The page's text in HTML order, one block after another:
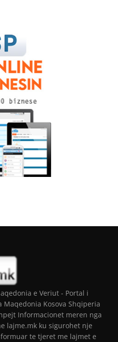
e Veriut - Portal i
Kosova Shqiperia
Informacionet meren nga
lajme.mk ku sigurohet nje
te tjeret me lajmet e